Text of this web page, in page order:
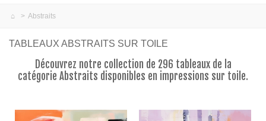
Fleurs
> Abstraits
TABLEAUX ABSTRAITS SUR TOILE
Découvrez notre collection de 296 tableaux de la
catégorie Abstraits disponibles en impressions sur toile.